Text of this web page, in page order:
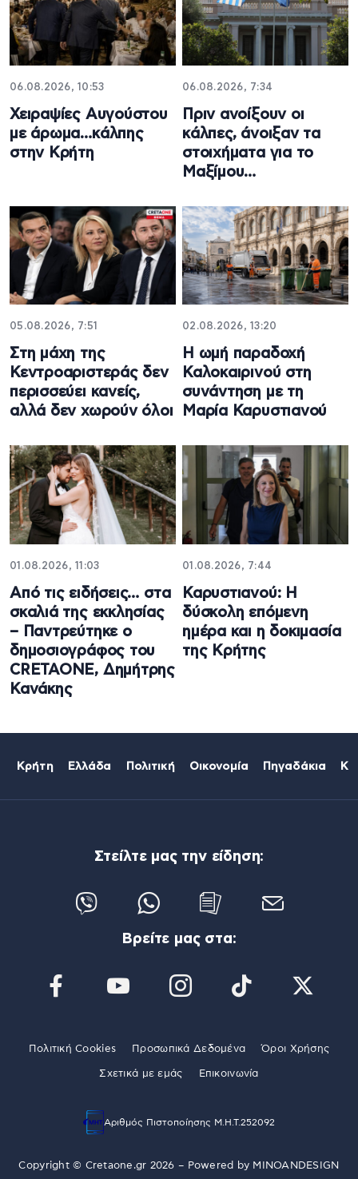
06.08.2026, 10:53
Χειραψίες Αυγούστου
με άρωμα…κάλπης
στην Κρήτη
06.08.2026, 7:34
Πριν ανοίξουν οι
κάλπες, άνοιξαν τα
στοιχήματα για το
Μαξίμου…
05.08.2026, 7:51
Στη μάχη της
Κεντροαριστεράς δεν
περισσεύει κανείς,
αλλά δεν χωρούν όλοι
02.08.2026, 13:20
Η ωμή παραδοχή
Καλοκαιρινού στη
συνάντηση με τη
Μαρία Καρυστιανού
01.08.2026, 11:03
Από τις ειδήσεις… στα
σκαλιά της εκκλησίας
– Παντρεύτηκε ο
δημοσιογράφος του
CRETAONE, Δημήτρης
Κανάκης
01.08.2026, 7:44
Καρυστιανού: Η
δύσκολη επόμενη
ημέρα και η δοκιμασία
της Κρήτης
Κρήτη Ελλάδα Πολιτική Οικονομία Πηγαδάκια
Στείλτε μας την είδηση:
Βρείτε μας στα:
Πολιτική Cookies Προσωπικά Δεδομένα Όροι Χρήσης
Σχετικά με εμάς Επικοινωνία
Αριθμός Πιστοποίησης Μ.Η.Τ.252092
Copyright © Cretaone.gr 2026 – Powered by MINOANDESIGN